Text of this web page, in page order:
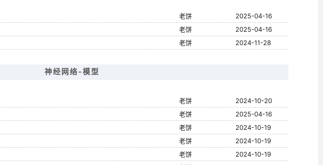
老饼 2025-04-16
老饼 2025-04-16
老饼 2024-11-28
神经网络-模型
老饼 2024-10-20
老饼 2025-04-16
老饼 2024-10-19
老饼 2024-10-19
老饼
2024-10-19